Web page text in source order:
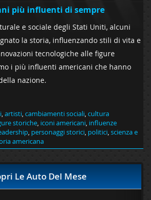
più influenti di sempre
e sociale degli Stati Uniti, alcuni
la storia, influenzando stili di vita e
tecnologiche alle figure
i più influenti americani che hanno
nazione.
,artisti,cambiamenti sociali,cultura
storiche, iconi americani, influenze
, personaggi storici, politici,scienza e
americana
Le Auto Del Mese